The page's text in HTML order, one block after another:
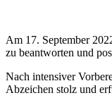
Am 17. September
zu beantworten und
Nach intensiver
Abzeichen stolz und